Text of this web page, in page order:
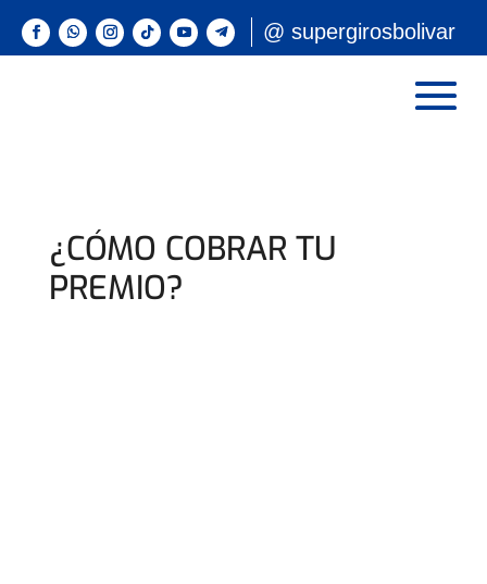
@ supergirosbolivar
¿CÓMO COBRAR TU
PREMIO?